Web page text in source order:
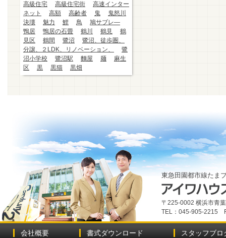
高級住宅
高級住宅街
高速インター
ネット
高額 高齢者 鬼
鬼怒川
決壊
魅力 鯉 鳥
鳩サブレ―
鴨居
鴨居の石畳 鶴川 鶴見
鶴
見区
鶴間 鷺沼
鷺沼、徒歩圏、
分譲、２LDK、リノベーション、
鷺
沼小学校
鷺沼駅 麵屋 麺
麻生
区
黒 黒猫 黒畑
東急田園都市線たま
〒225-0002 横浜市青
TEL：045-905-2215
会社概要 書式ダウンロード スタッフブロ